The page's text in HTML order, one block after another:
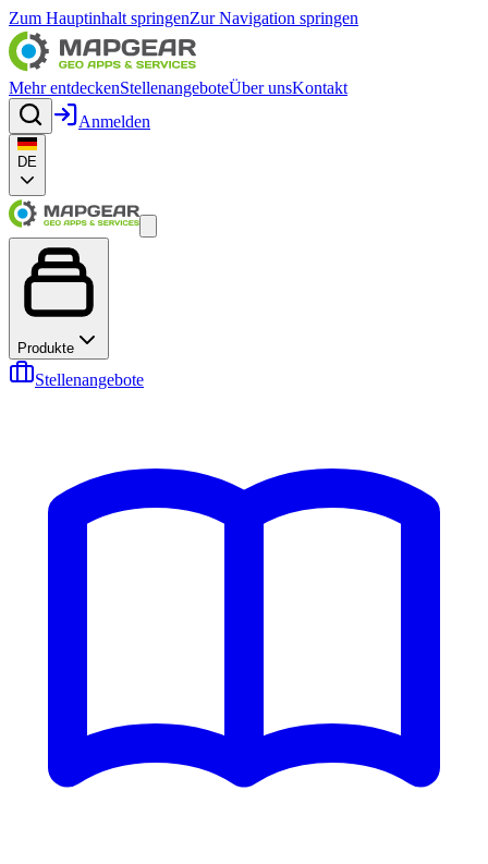
Zum Hauptinhalt springenZur Navigation springen
Mehr entdeckenStellenangeboteÜber unsKontakt
Anmelden
DE
Produkte
Stellenangebote